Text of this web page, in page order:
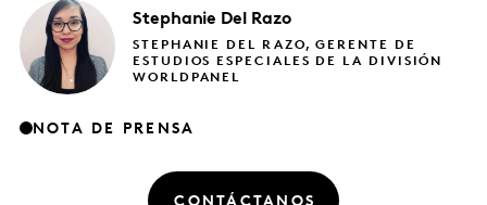
Stephanie Del Razo
STEPHANIE DEL RAZO, GERENTE DE
ESTUDIOS ESPECIALES DE LA DIVISIÓN
WORLDPANEL
NOTA DE PRENSA